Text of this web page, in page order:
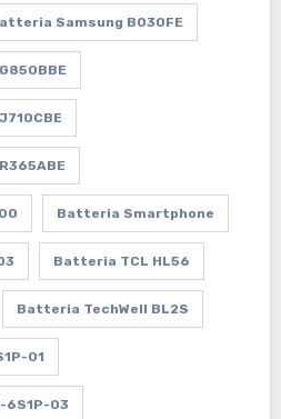
Samsung B030FE
Batteria Smartphone
Batteria TCL HL56
Batteria TechWell BL2S
01
6S1P-03